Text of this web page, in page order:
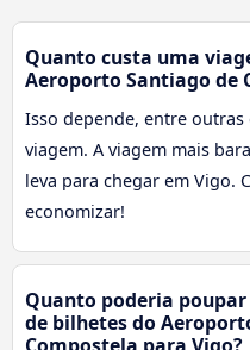
Quanto custa uma
Aeroporto Santiago de
Isso depende, entre
viagem. A viagem mais
leva para chegar em Vigo.
economizar!
Quanto poderia
de bilhetes do